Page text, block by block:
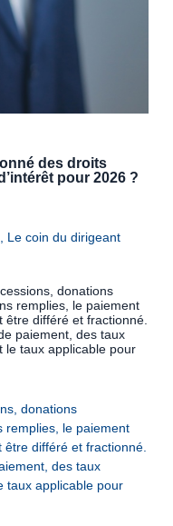
des droits
pour 2026 ?
, Le coin du dirigeant
donations
remplies, le paiement
être différé et fractionné.
paiement, des taux
le taux applicable pour
donations
remplies, le paiement
différé et fractionné.
des taux
taux applicable pour